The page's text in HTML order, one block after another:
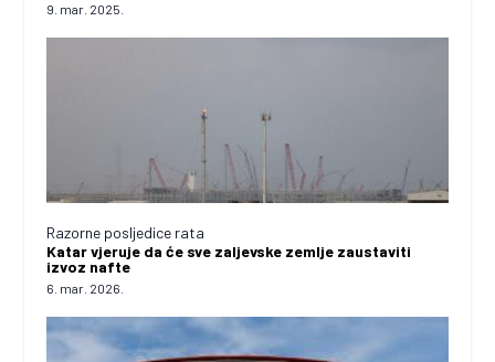
9. mar. 2025.
Razorne posljedice rata
Katar vjeruje da će sve zaljevske zemlje zaustaviti
izvoz nafte
6. mar. 2026.